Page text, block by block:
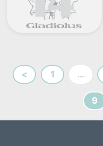
< 1 …
9